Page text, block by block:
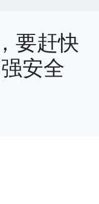
要赶快
安全